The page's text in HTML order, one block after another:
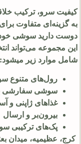
کیفیت سرو، ترکیب
به گزینه‌ای متفاوت
دوست دارید سوشی
این مجموعه می‌تواند
شامل موارد زیر میشود:
رول‌های متنوع
سوشی سفارشی با
غذاهای ژاپنی و
بیرون‌بر و ارسال
پک‌های ترکیبی
کرج، عظیمیه، میدان